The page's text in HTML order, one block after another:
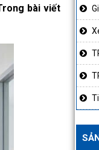
bài viết